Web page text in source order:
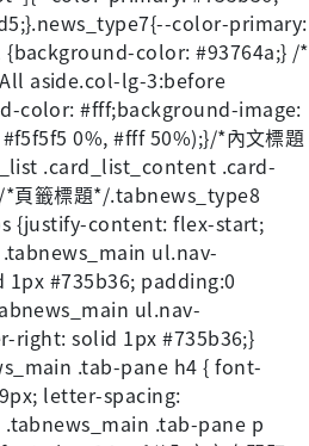
color-primary:
color: #93764a;} /*
aside.col-lg-3:before
color: #fff;background-image:
0%, #fff 50%);}/*內文標題
.card_list_content .card-
籤標題*/.tabnews_type8
{justify-content: flex-start;
ul.nav-
#735b36; padding:0
ul.nav-
right: solid 1px #735b36;}
.tab-pane h4 { font-
letter-spacing:
.tab-pane p